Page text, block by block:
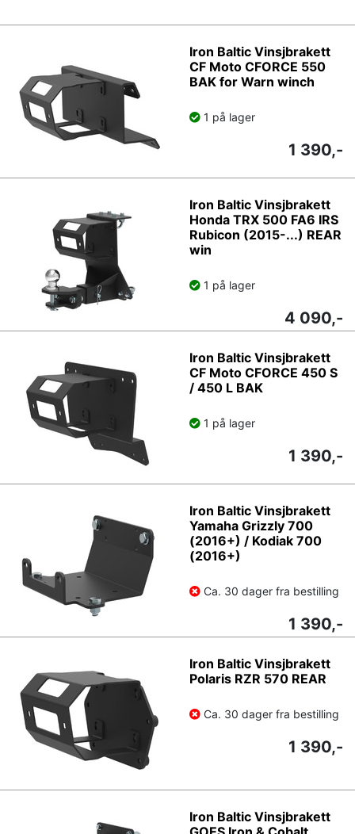
Iron Baltic Vinsjbrakett
CF Moto CFORCE 550
BAK for Warn winch
1 på lager
1 390,-
Iron Baltic Vinsjbrakett
Honda TRX 500 FA6 IRS
Rubicon (2015-...) REAR
win
1 på lager
4 090,-
Iron Baltic Vinsjbrakett
CF Moto CFORCE 450 S
/ 450 L BAK
1 på lager
1 390,-
Iron Baltic Vinsjbrakett
Yamaha Grizzly 700
(2016+) / Kodiak 700
(2016+)
Ca. 30 dager fra bestilling
1 390,-
Iron Baltic Vinsjbrakett
Polaris RZR 570 REAR
Ca. 30 dager fra bestilling
1 390,-
Iron Baltic Vinsjbrakett